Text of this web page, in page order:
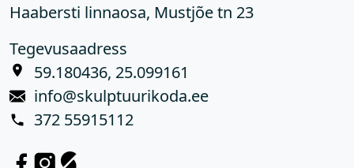
Haabersti linnaosa, Mustjõe tn 23
Tegevusaadress
59.180436, 25.099161
info@skulptuurikoda.ee
372 55915112